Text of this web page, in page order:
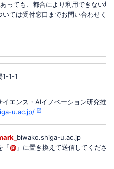
っても、都合により利用できない場
ては受付窓口までお問い合わせく
1-1-1
イエンス・AIイノベーション研究推
u.ac.jp/
biwako.shiga-u.ac.jp
「@ 」に置き換えて送信してくださ